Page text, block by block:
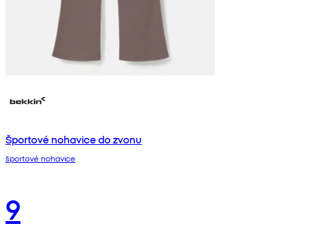
Športové nohavice do zvonu
športové nohavice
9